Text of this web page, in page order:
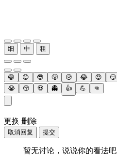
细 中 粗
😁 😊 😎 😤 😥 😂 😍 😏
😭
😚 💀 👻 👍 💪 👊
更换 删除
取消回复 提交
暂无讨论，说说你的看法吧